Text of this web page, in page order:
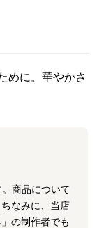
めに。華やかさ
商品について
なみに、当店
の制作者でも